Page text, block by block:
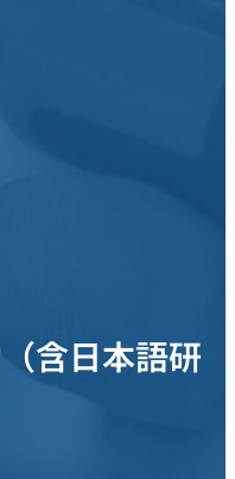
含日本語研